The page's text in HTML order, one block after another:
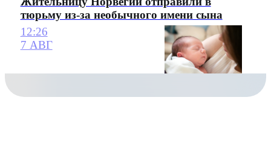
тюрьму из-за необычного имени сына
12:26
7 АВГ